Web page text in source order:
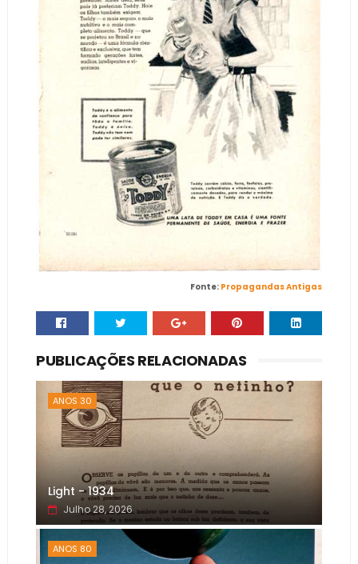
Fonte: Propagandas Antigas
PUBLICAÇÕES RELACIONADAS
ANOS 30
Light - 1934
Julho 28, 2026
ANOS 80